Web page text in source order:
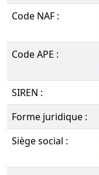
Code NAF :
Code APE :
SIREN :
Forme juridique :
Siège social :